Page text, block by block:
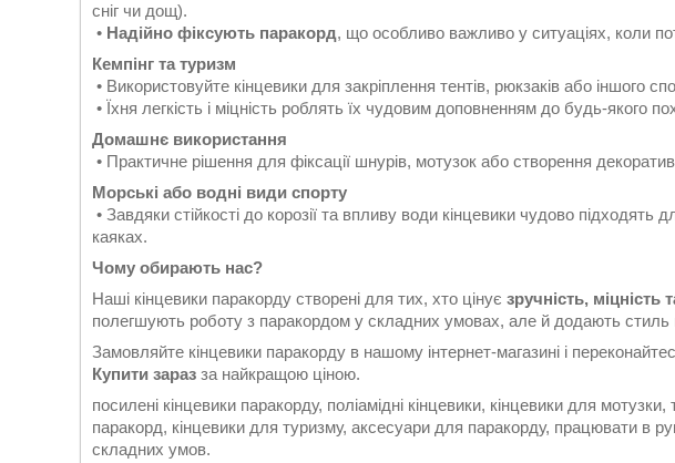
сніг чи дощ).
• Надійно фіксують паракорд, що особливо важливо у ситуаціях, коли
Кемпінг та туризм
• Використовуйте кінцевики для закріплення тентів, рюкзаків або іншого
• Їхня легкість і міцність роблять їх чудовим доповненням до будь-якого
Домашнє використання
• Практичне рішення для фіксації шнурів, мотузок або створення
Морські або водні види спорту
• Завдяки стійкості до корозії та впливу води кінцевики чудово
каяках.
Чому обирають нас?
Наші кінцевики паракорду створені для тих, хто цінує зручність, міцність
полегшують роботу з паракордом у складних умовах, але й додають
Замовляйте кінцевики паракорду в нашому інтернет-магазині і
Купити зараз за найкращою ціною.
посилені кінцевики паракорду, поліамідні кінцевики, кінцевики для
паракорд, кінцевики для туризму, аксесуари для паракорду, працювати в
складних умов.